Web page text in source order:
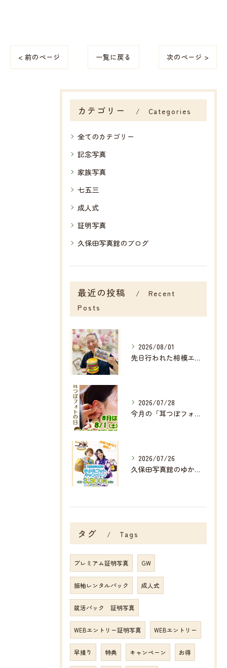
< 前のページ 一覧に戻る 次のページ >
カテゴリー Categories
全てのカテゴリー
記念写真
家族写真
七五三
成人式
証明写真
久保田写真館のブログ
最近の投稿
Recent
Posts
2026/08/01
先日行われた相模エナジ―様主催の
2026/07/28
今月の「耳つぼフォト」は
2026/07/26
久保田写真館のゆかたフォトキャンペーン👘✨✨
タグ Tags
プレミアム証明写真 GW
振袖レンタルパック 成人式
就活パック 証明写真
WEBエントリー証明写真 WEBエントリー
早撮り 特典 キャンペーン お得